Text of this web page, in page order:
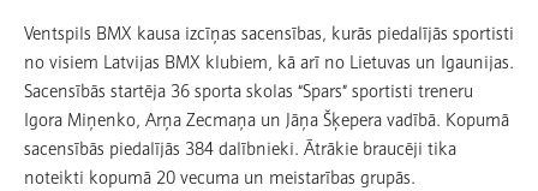
Ventspils BMX kausa izcīņas sacensības, kurās piedalījās sportisti
no visiem Latvijas BMX klubiem, kā arī no Lietuvas un Igaunijas.
Sacensībās startēja 36 sporta skolas “Spars” sportisti treneru
Igora Miņenko, Arņa Zecmaņa un Jāņa Šķepera vadībā. Kopumā
sacensībās piedalījās 384 dalībnieki. Ātrākie braucēji tika
noteikti kopumā 20 vecuma un meistarības grupās.